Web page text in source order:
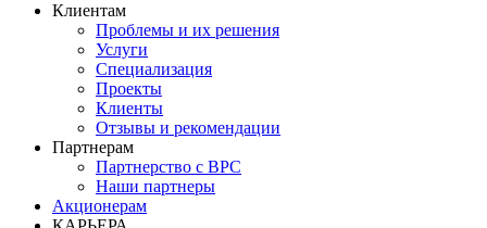
Клиентам
Проблемы и их решения
Услуги
Специализация
Проекты
Клиенты
Отзывы и рекомендации
Партнерам
Партнерство с BPC
Наши партнеры
Акционерам